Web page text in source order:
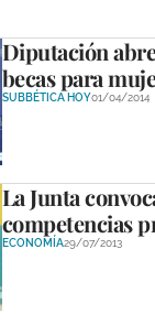
Diputación
becas para
SUBBÉTICA HOY01/04/2014
La Junta
competencias
ECONOMÍA29/07/2013